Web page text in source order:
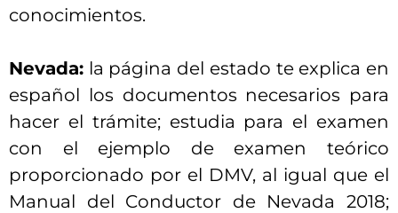
conocimientos.
Nevada: la página del estado te explica en
español los documentos necesarios para
hacer el trámite; estudia para el examen
con el ejemplo de examen teórico
proporcionado por el DMV, al igual que el
Manual del Conductor de Nevada 2018;